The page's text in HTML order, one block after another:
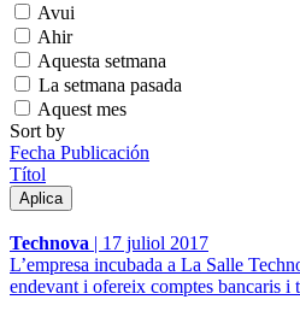
Avui
Ahir
Aquesta setmana
La setmana pasada
Aquest mes
Sort by
Fecha Publicación
Títol
Technova | 17 juliol 2017
L’empresa incubada a La Salle
endevant i ofereix comptes bancaris i